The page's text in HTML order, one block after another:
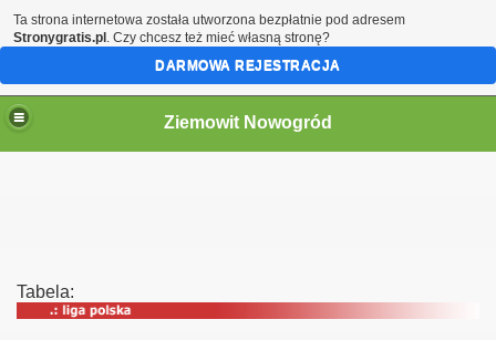
Ziemowit Nowogród
Tabela:
Ta strona internetowa została utworzona bezpłatnie pod adresem
Stronygratis.pl . Czy chcesz też mieć własną stronę?
DARMOWA REJESTRACJA